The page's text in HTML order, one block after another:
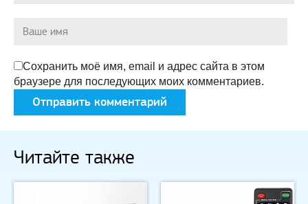
Сохранить моё имя, email и адрес сайта в этом
браузере для последующих моих комментариев.
Читайте также